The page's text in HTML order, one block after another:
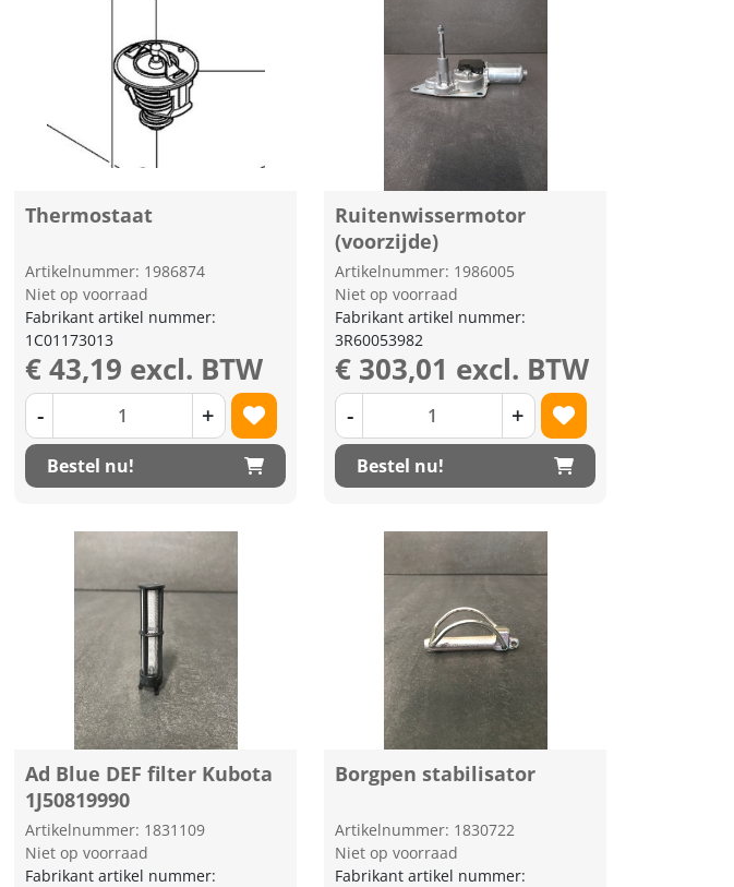
Thermostaat
Artikelnummer: 1986874
Niet op voorraad
Fabrikant artikel nummer:
1C01173013
€ 43,19 excl. BTW
- +
Bestel nu!
Ruitenwissermotor
(voorzijde)
Artikelnummer: 1986005
Niet op voorraad
Fabrikant artikel nummer:
3R60053982
€ 303,01 excl. BTW
- +
Bestel nu!
Ad Blue DEF filter Kubota
1J50819990
Artikelnummer: 1831109
Niet op voorraad
Fabrikant artikel nummer:
Borgpen stabilisator
Artikelnummer: 1830722
Niet op voorraad
Fabrikant artikel nummer: